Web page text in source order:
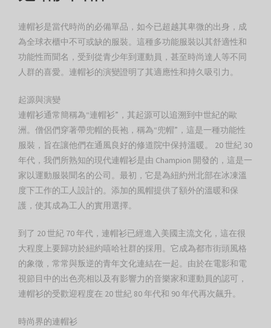
連帽衫是當代時尚的必備單品，如今已超越其卑微的出身，成
為全球衣櫃中不可或缺的服裝。這種多功能服裝以其舒適性和
功能性而聞名，受到從青少年到運動員，甚至時尚達人等不同
人群的喜愛。連帽衫的演變證明了其適應性和持久吸引力。
起源與演變
連帽衫通常簡稱為“連帽衫”，其起源可以追溯到中世紀的歐
洲。僧侶們穿著帶兜帽的長袍，稱為“兜帽”，這是一種功能性
服裝，旨在讓他們在通風良好的修道院中保持溫暖。 20 世紀 30
年代，我們所熟知的現代連帽衫是由 Champion 開發的，這是一
家以運動服裝聞名的公司。最初，它是為紐約州北部在冰凍溫
度下工作的工人設計的。添加的風帽提供了額外的溫暖和保
護，使其成為工人的實用選擇。
到了 20 世紀 70 年代，連帽衫已經進入美國主流文化，這在很
大程度上要歸功於紐約嘻哈社群的採用。它成為都市街頭風格
的象徵，常常與叛逆的青年文化連結在一起。由於在電影和電
視節目中的出色亮相以及有影響力的音樂家和運動員的認可，
連帽衫的受歡迎程度在 20 世紀 80 年代和 90 年代再次飆升。
時尚界的連帽衫